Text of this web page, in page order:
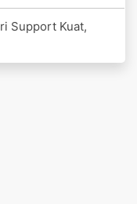
Support Kuat,